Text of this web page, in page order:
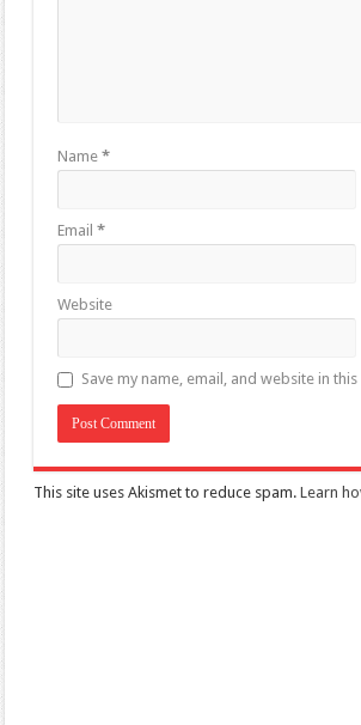
Name *
Email *
Website
Save my name, email, and website in
This site uses Akismet to reduce spam. Learn